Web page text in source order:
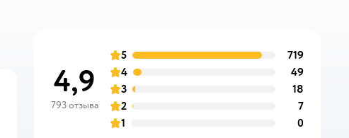
4,9
793 отзыва
оценка
5 719отзыва
оценка
4 49отзыва
оценка
3 18
оценка
2 7отзыва
оценка
1 0отзыва